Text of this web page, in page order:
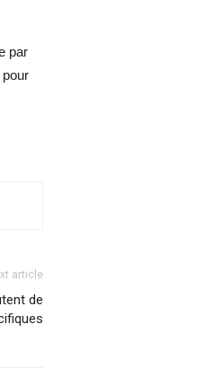
par
article
de